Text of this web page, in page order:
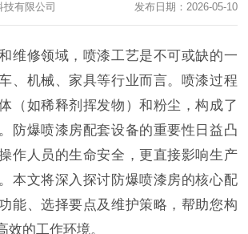
技有限公司 发布日期：2026-05-10
维修领域，喷漆工艺是不可或缺的一
、机械、家具等行业而言。喷漆过程
（如稀释剂挥发物）和粉尘，构成了
防爆喷漆房配套设备的重要性日益凸
作人员的生命安全，更直接影响生产
本文将深入探讨防爆喷漆房的核心配
能、选择要点及维护策略，帮助您构
效的工作环境。